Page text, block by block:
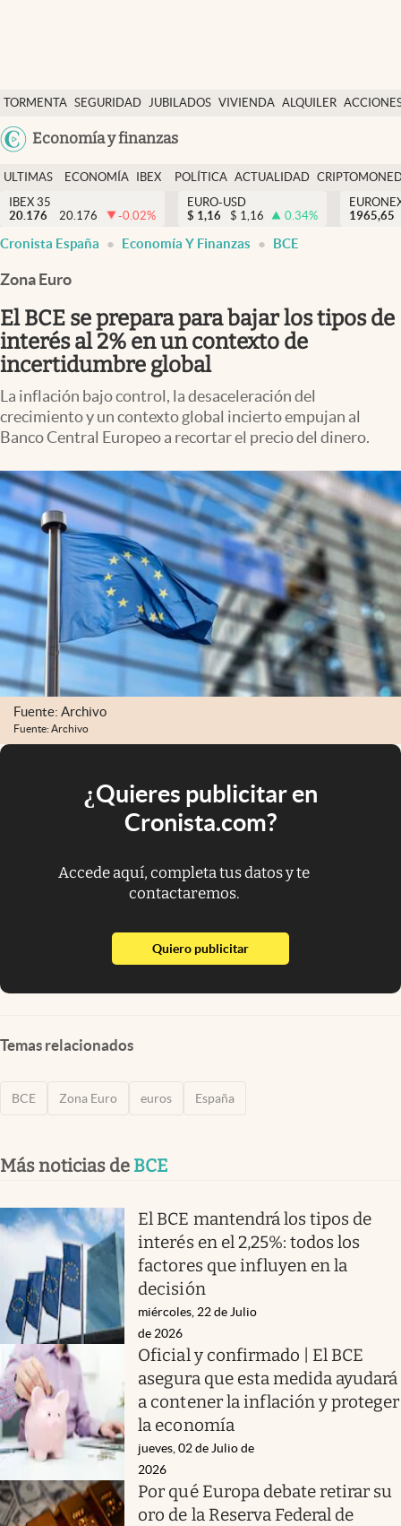
TORMENTA SEGURIDAD JUBILADOS VIVIENDA ALQUILER
USA
Economía y finanzas
Economía y finanzas
Política
Actualidad
Criptomonedas
España
ULTIMAS
NOTICIAS
ECONOMÍA
FINANZAS
IBEX
EURO
POLÍTICA ACTUALIDAD
IBEX 35
20.176
20.176 -0.02%
EURO-USD
$ 1,16 $ 1,16 0.34%
1965,65
Cronista España Economía Y Finanzas BCE
Zona Euro
El BCE se prepara para bajar los tipos de
interés al 2% en un contexto de
incertidumbre global
La inflación bajo control, la desaceleración del
crecimiento y un contexto global incierto empujan al
Banco Central Europeo a recortar el precio del dinero.
Fuente: Archivo
Fuente: Archivo
¿Quieres publicitar en
Cronista.com?
Accede aquí, completa tus datos y te
contactaremos.
Quiero publicitarabre en nueva pestaña
Temas relacionados
BCE Zona Euro euros España
Más noticias de BCE
El BCE mantendrá los tipos de
interés en el 2,25%: todos los
factores que influyen en la
decisión
miércoles, 22 de Julio
de 2026
Oficial y confirmado | El BCE
asegura que esta medida ayudará
a contener la inflación y proteger
la economía
jueves, 02 de Julio de
2026
Por qué Europa debate retirar su
oro de la Reserva Federal de